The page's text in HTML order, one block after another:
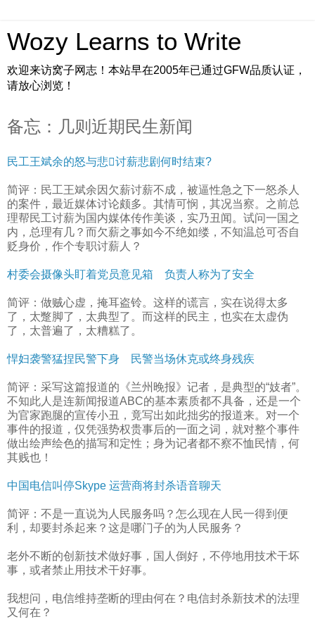
Wozy Learns to Write
欢迎来访窝子网志！本站早在2005年已通过GFW品质认证，
请放心浏览！
备忘：几则近期民生新闻
民工王斌余的怒与悲讨薪悲剧何时结束?
简评：民工王斌余因欠薪讨薪不成，被逼性急之下一怒杀人
的案件，最近媒体讨论颇多。其情可悯，其况当察。之前总
理帮民工讨薪为国内媒体传作美谈，实乃丑闻。试问一国之
内，总理有几？而欠薪之事如今不绝如缕，不知温总可否自
贬身价，作个专职讨薪人？
村委会摄像头盯着党员意见箱 负责人称为了安全
简评：做贼心虚，掩耳盗铃。这样的谎言，实在说得太多
了，太蹩脚了，太典型了。而这样的民主，也实在太虚伪
了，太普遍了，太糟糕了。
悍妇袭警猛捏民警下身 民警当场休克或终身残疾
简评：采写这篇报道的《兰州晚报》记者，是典型的“妓者”。
不知此人是连新闻报道ABC的基本素质都不具备，还是一个
为官家跑腿的宣传小丑，竟写出如此拙劣的报道来。对一个
事件的报道，仅凭强势权贵事后的一面之词，就对整个事件
做出绘声绘色的描写和定性；身为记者都不察不恤民情，何
其贱也！
中国电信叫停Skype 运营商将封杀语音聊天
简评：不是一直说为人民服务吗？怎么现在人民一得到便
利，却要封杀起来？这是哪门子的为人民服务？
老外不断的创新技术做好事，国人倒好，不停地用技术干坏
事，或者禁止用技术干好事。
我想问，电信维持垄断的理由何在？电信封杀新技术的法理
又何在？